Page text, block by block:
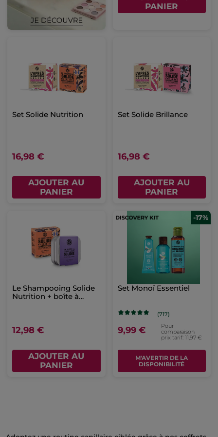
PANIER
Set Solide Nutrition
16,98 €
AJOUTER AU
PANIER
Set Solide Brillance
16,98 €
AJOUTER AU
PANIER
Le Shampooing Solide
Nutrition + boîte à
12,98 €
AJOUTER AU
PANIER
-17%
Set Monoï Essentiel
(717)
9,99 €
Pour
comparaison
prix tarif: 11,97 €
M'AVERTIR DE LA
DISPONIBILITÉ